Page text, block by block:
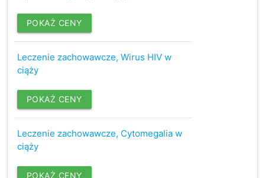
POKAŻ CENY
Leczenie zachowawcze, Wirus HIV w
ciąży
POKAŻ CENY
Leczenie zachowawcze, Cytomegalia w
ciąży
POKAŻ CENY